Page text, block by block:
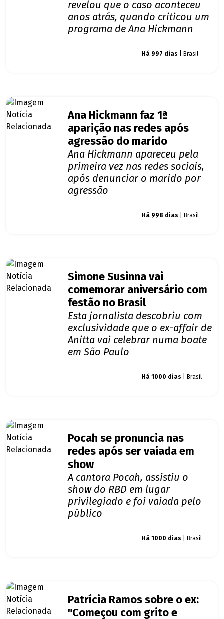
revelou que o caso aconteceu
anos atrás, quando criticou um
programa de Ana Hickmann
Há 997 dias | Brasil
Ana Hickmann faz 1ª
aparição nas redes após
agressão do marido
Ana Hickmann apareceu pela
primeira vez nas redes sociais,
após denunciar o marido por
agressão
Há 998 dias | Brasil
Simone Susinna vai
comemorar aniversário com
festão no Brasil
Esta jornalista descobriu com
exclusividade que o ex-affair de
Anitta vai celebrar numa boate
em São Paulo
Há 1000 dias | Brasil
Pocah se pronuncia nas
redes após ser vaiada em
show
A cantora Pocah, assistiu o
show do RBD em lugar
privilegiado e foi vaiada pelo
público
Há 1000 dias | Brasil
Patrícia Ramos sobre o ex:
"Começou com grito e